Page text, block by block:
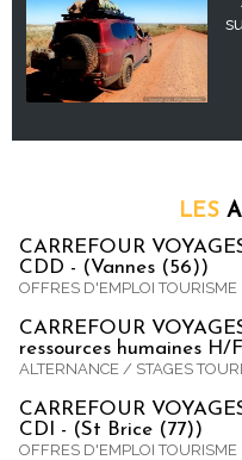
LES
CARREFOUR
CDD - (Vannes (56))
OFFRES D'EMPLOI TOURISME
CARREFOUR
ressources humaines
ALTERNANCE / STAGES
CARREFOUR
CDI - (St Brice (77))
OFFRES D'EMPLOI TOURISME